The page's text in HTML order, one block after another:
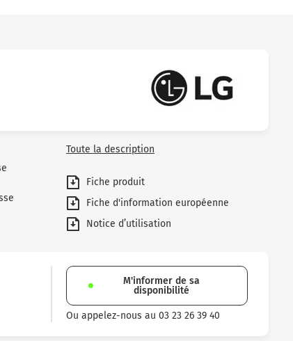
Toute la description
Fiche produit
Fiche d'information européenne
Notice d’utilisation
M'informer de sa
disponibilité
Ou appelez-nous au 03 23 26 39 40